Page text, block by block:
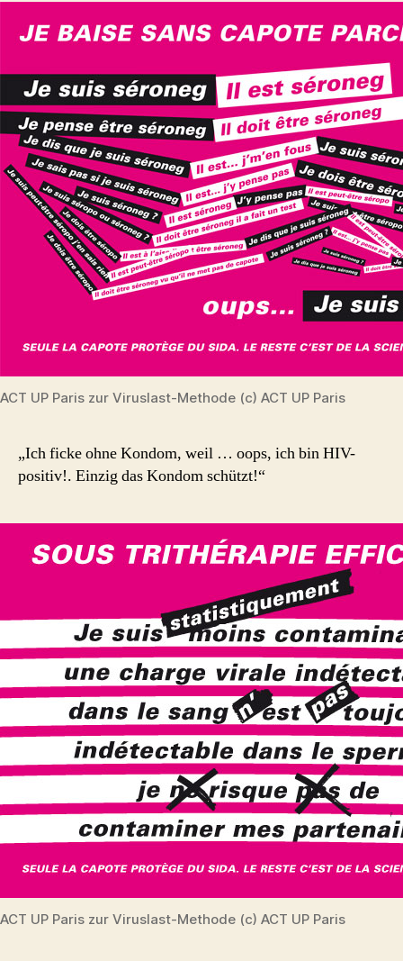
ACT UP Paris zur Viruslast-Methode (c) ACT UP Paris
„Ich ficke ohne Kondom, weil … oops, ich bin HIV-
positiv!. Einzig das Kondom schützt!“
ACT UP Paris zur Viruslast-Methode (c) ACT UP Paris